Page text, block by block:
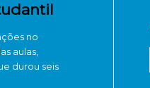
no
aulas,
durou seis